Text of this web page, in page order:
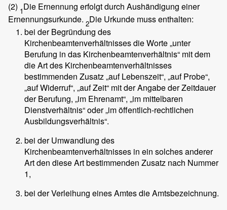
(2) 1Die Ernennung erfolgt durch Aushändigung einer
Ernennungsurkunde. 2Die Urkunde muss enthalten:
bei der Begründung des
Kirchenbeamtenverhältnisses die Worte „unter
Berufung in das Kirchenbeamtenverhältnis“ mit dem
die Art des Kirchenbeamtenverhältnisses
bestimmenden Zusatz „auf Lebenszeit“, „auf Probe“,
„auf Widerruf“, „auf Zeit“ mit der Angabe der Zeitdauer
der Berufung, „im Ehrenamt“, „im mittelbaren
Dienstverhältnis“ oder „im öffentlich-rechtlichen
Ausbildungsverhältnis“.
bei der Umwandlung des
Kirchenbeamtenverhältnisses in ein solches anderer
Art den diese Art bestimmenden Zusatz nach Nummer
1,
bei der Verleihung eines Amtes die Amtsbezeichnung.